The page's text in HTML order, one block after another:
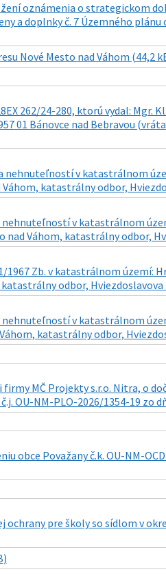
oznámenia o strategickom
a doplnky č. 7 Územného plánu
Nové Mesto nad Váhom (44,2
262/24-280, ktorú vydal: Mgr.
01 Bánovce nad Bebravou
v katastrálnom
katastrálny odbor,
v katastrálnom
Váhom, katastrálny odbor,
Zb. v katastrálnom území:
odbor, Hviezdoslavova
v katastrálnom
katastrálny odbor,
MČ Projekty s.r.o. Nitra, o
OU-NM-PLO-2026/1354-19 zo
Považany č.k. OU-NM-
pre školy so sídlom v